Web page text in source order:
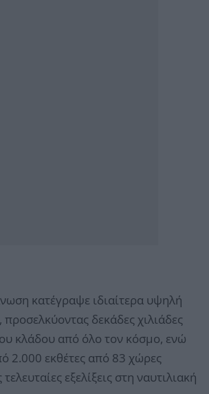
κατέγραψε ιδιαίτερα υψηλή
δεκάδες χιλιάδες
κλάδου από όλο τον κόσμο, ενώ
2.000 εκθέτες από 83 χώρες
εξελίξεις στη ναυτιλιακή